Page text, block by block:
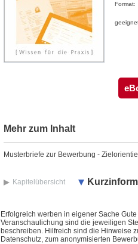
Format:
Mehr zum Inhalt
Musterbriefe zur Bewerbung -
Kapitelübersicht
Erfolgreich werben in eigener Sache
Veranschaulichung sind die jeweiligen
beschreiben. Hilfreich sind die Hinweise
Datenschutz, zum anonymisierten